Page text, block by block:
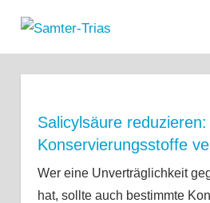
Inhalt
springen
Salicylsäure-
Unverträglichkeit
Salicylsäure reduzieren:
Konservierungsstoffe
Wer eine Unverträglichkeit
hat, sollte auch bestimmte